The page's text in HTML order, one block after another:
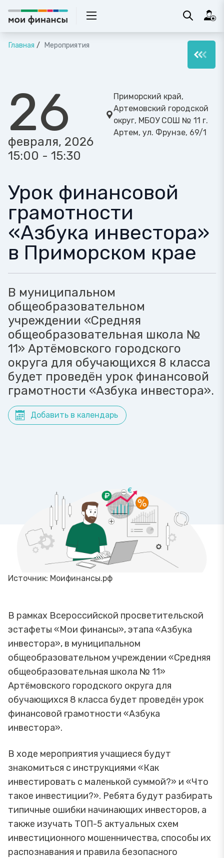
Главная Мероприятия
26
февраля, 2026
15:00 - 15:30
Приморский край,
Артемовский городской
округ, МБОУ СОШ № 11 г.
Артем, ул. Фрунзе, 69/1
Урок финансовой
грамотности
«Азбука инвестора»
в Приморском крае
В муниципальном
общеобразовательном
учреждении «Средняя
общеобразовательная школа №
11» Артёмовского городского
округа для обучающихся 8 класса
будет проведён урок финансовой
грамотности «Азбука инвестора».
Добавить в календарь
Источник: Моифинансы.рф
В рамках Всероссийской просветительской
эстафеты «Мои финансы», этапа «Азбука
инвестора», в муниципальном
общеобразовательном учреждении «Средняя
общеобразовательная школа № 11»
Артёмовского городского округа для
обучающихся 8 класса будет проведён урок
финансовой грамотности «Азбука
инвестора».
В ходе мероприятия учащиеся будут
знакомиться с инструкциями «Как
инвестировать с маленькой суммой?» и «Что
такое инвестиции?». Ребята будут разбирать
типичные ошибки начинающих инвесторов, а
также изучать ТОП-5 актуальных схем
инвестиционного мошенничества, способы их
распознавания и правила безопасного